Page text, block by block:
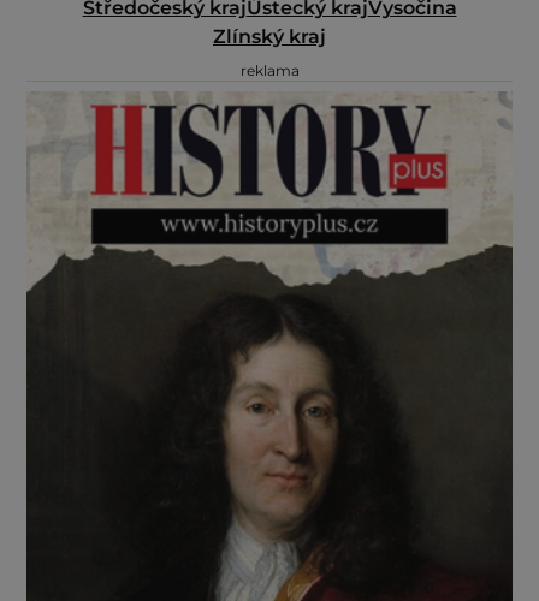
Středočeský krajÚstecký krajVysočina
Zlínský kraj
reklama